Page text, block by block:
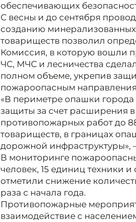
обеспечивающих
С весны и до сентября
созданию
товариществ позволил
Комиссия, в которую вошли
ЧС, МЧС и лесничества
полном объеме, укрепив
пожароопасным
«В периметре опашки
защиты за счет расширения
противопожарных работ до
товариществ, в границах
дорожной инфраструктуры»,
В мониторинге
человек, 15 единиц техники
отметили снижение
раза с начала года.
Противопожарные
взаимодействие с